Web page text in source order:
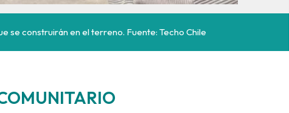
se construirán en el terreno. Fuente: Techo Chile